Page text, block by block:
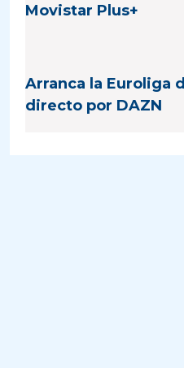
Movistar Plus+
Arranca la Euroliga
directo por DAZN